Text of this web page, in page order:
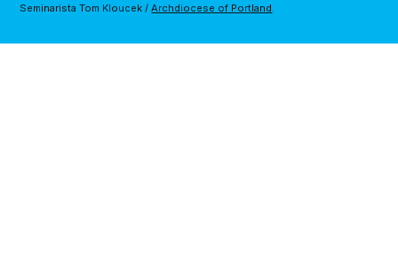
Seminarista Tom Kloucek / Archdiocese of Portland.